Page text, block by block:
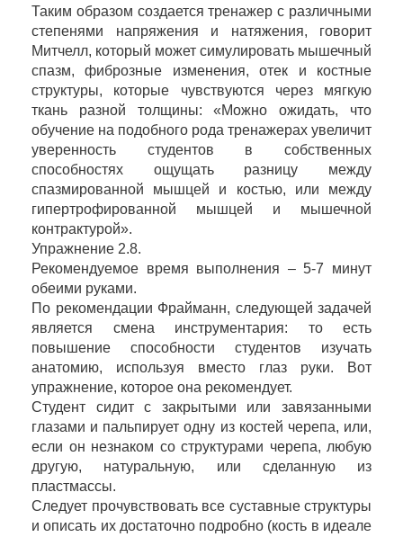
Таким образом создается тренажер с различными
степенями напряжения и натяжения, говорит
Митчелл, который может симулировать мышечный
спазм, фиброзные изменения, отек и костные
структуры, которые чувствуются через мягкую
ткань разной толщины: «Можно ожидать, что
обучение на подобного рода тренажерах увеличит
уверенность студентов в собственных
способностях ощущать разницу между
спазмированной мышцей и костью, или между
гипертрофированной мышцей и мышечной
контрактурой».
Упражнение 2.8.
Рекомендуемое время выполнения – 5-7 минут
обеими руками.
По рекомендации Фрайманн, следующей задачей
является смена инструментария: то есть
повышение способности студентов изучать
анатомию, используя вместо глаз руки. Вот
упражнение, которое она рекомендует.
Студент сидит с закрытыми или завязанными
глазами и пальпирует одну из костей черепа, или,
если он незнаком со структурами черепа, любую
другую, натуральную, или сделанную из
пластмассы.
Следует прочувствовать все суставные структуры
и описать их достаточно подробно (кость в идеале